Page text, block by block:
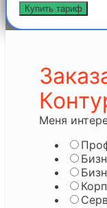
Купить тариф
Меня